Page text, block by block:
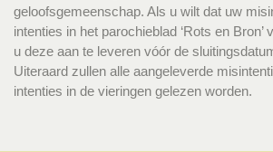
geloofsgemeenschap. Als u wilt dat uw
intenties in het parochieblad ‘Rots en Bron’
u deze aan te leveren vóór de
Uiteraard zullen alle aangeleverde
intenties in de vieringen gelezen worden.